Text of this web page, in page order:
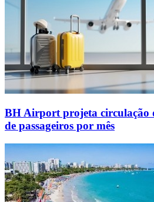
BH Airport projeta circulação
de passageiros por mês